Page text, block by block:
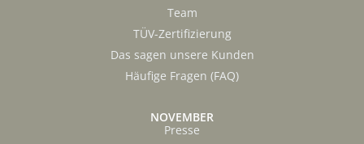
Team
TÜV-Zertifizierung
Das sagen unsere Kunden
Häufige Fragen (FAQ)
NOVEMBER
Presse